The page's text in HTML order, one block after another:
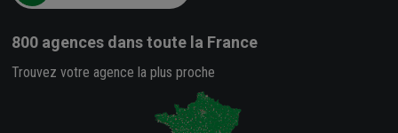
800 agences dans toute la France
Trouvez votre agence la plus proche